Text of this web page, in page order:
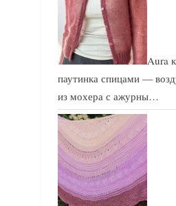
Aura
паутинка спицами —
из мохера с ажурны…